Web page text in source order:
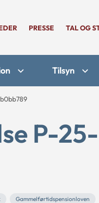
PRESSE TAL OG
Tilsyn
P-25-
Gammelførtidspensionloven